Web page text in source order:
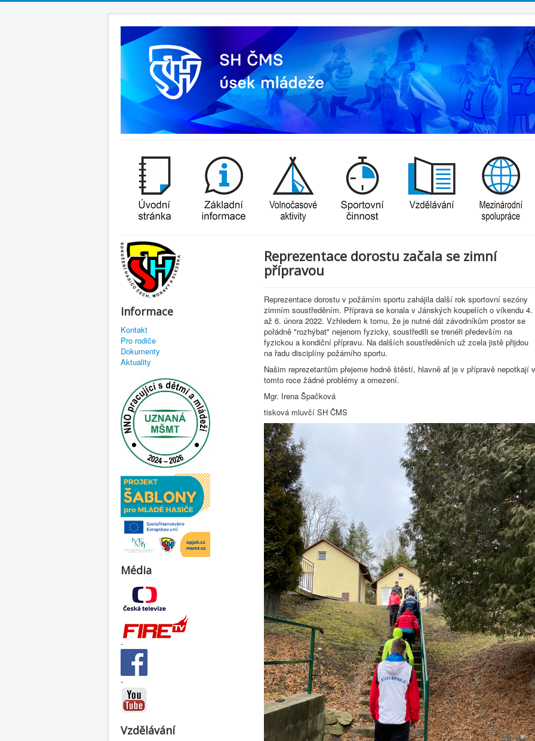
Informace
Kontakt
Pro rodiče
Dokumenty
Aktuality
Média
-
-
Vzdělávání
Reprezentace dorostu začala se zimní
přípravou
Reprezentace dorostu v požárním sportu zahájila další rok sportovní sezóny
zimním soustředěním. Příprava se konala v Jánských koupelích o víkendu 4.
až 6. února 2022. Vzhledem k tomu, že je nutné dát závodníkům prostor se
pořádně "rozhýbat" nejenom fyzicky, soustředili se trenéři především na
fyzickou a kondiční přípravu. Na dalších soustředěních už zcela jistě přijdou
na řadu disciplíny požárního sportu.
Našim reprezetantům přejeme hodně štěstí, hlavně ať je v přípravě nepotkají v
tomto roce žádné problémy a omezení.
Mgr. Irena Špačková
tisková mluvčí SH ČMS